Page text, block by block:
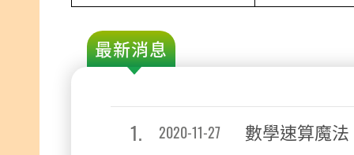
最新消息
1. 2020-11-27 數學速算魔法